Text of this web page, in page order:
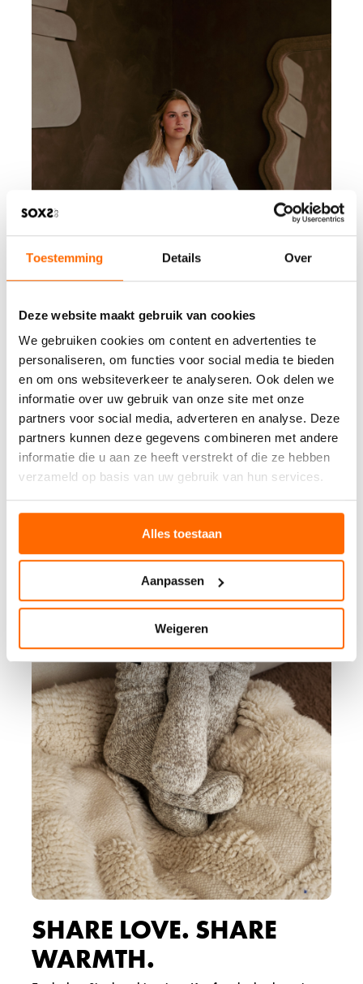
Toestemming Details Over
Deze website maakt gebruik van cookies
We gebruiken cookies om content en advertenties te
personaliseren, om functies voor social media te bieden
en om ons websiteverkeer te analyseren. Ook delen we
informatie over uw gebruik van onze site met onze
partners voor social media, adverteren en analyse. Deze
partners kunnen deze gegevens combineren met andere
informatie die u aan ze heeft verstrekt of die ze hebben
verzameld op basis van uw gebruik van hun services.
Alles toestaan
Aanpassen
Weigeren
SHARE LOVE. SHARE
WARMTH.